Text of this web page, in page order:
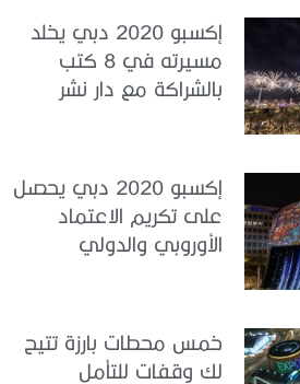
إكسبو 2020 دبي يخلد
مسيرته في 8 كتب
بالشراكة مع دار نشر
إكسبو 2020 دبي يحصل
على تكريم الاعتماد
الأوروبي والدولي
خمس محطات بارزة تتيح
لك وقفات للتأمل